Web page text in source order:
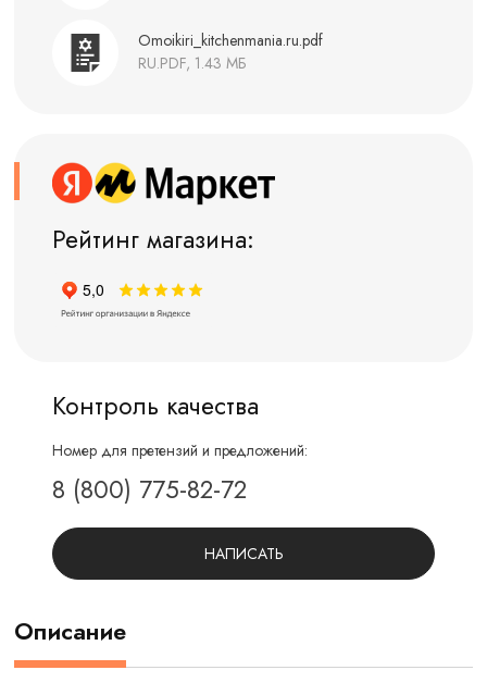
Omoikiri_kitchenmania.ru.pdf
RU.PDF, 1.43 МБ
Рейтинг магазина:
Контроль качества
Номер для претензий и предложений:
8 (800) 775-82-72
НАПИСАТЬ
Описание